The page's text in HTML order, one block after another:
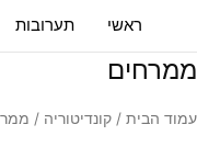
ראשי תערובות
ממרחים
עמוד הבית / קונדיטוריה /